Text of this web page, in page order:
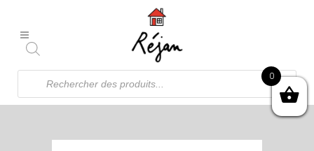
Recherche
produits
0